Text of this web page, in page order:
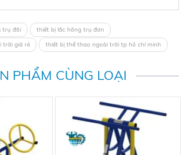
trụ đôi
thiết bị lắc hông trụ đơn
trời giá rẻ
thiết bị thể thao ngoài trời tp hồ chí minh
PHẨM CÙNG LOẠI